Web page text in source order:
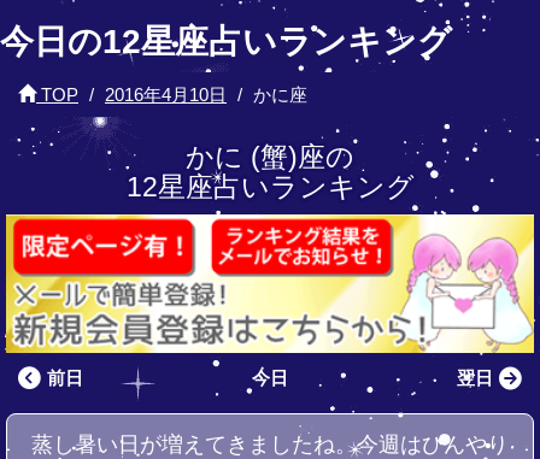
今日の12星座占いランキング
TOP 2016年4月10日 かに座
かに (蟹)座の
12星座占いランキング
前日 今日 翌日
蒸し暑い日が増えてきましたね。今週はひんやり